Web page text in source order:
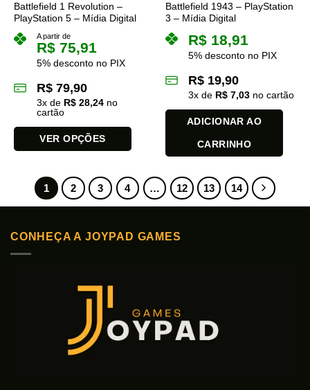
do
produto
do
Battlefield 1 Revolution –
PlayStation 5 – Mídia Digital
A partir de
R$ 75,91
5% desconto no PIX
R$ 79,90
3x de R$ 28,24 no
cartão
VER OPÇÕES
várias
As
Battlefield 1943 – PlayStation
3 – Mídia Digital
R$ 18,91
5% desconto no PIX
R$ 19,90
3x de R$ 7,03 no cartão
ADICIONAR AO
CARRINHO
1 2 3 4 … 12 13 14
CONHEÇA A JOYPAD GAMES